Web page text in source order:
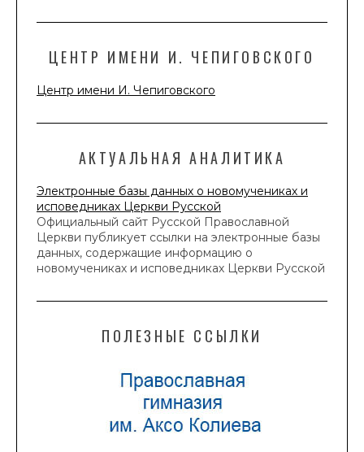
ЦЕНТР ИМЕНИ И. ЧЕПИГОВСКОГО
Центр имени И. Чепиговского
АКТУАЛЬНАЯ АНАЛИТИКА
Электронные базы данных о новомучениках и
исповедниках Церкви Русской
Официальный сайт Русской Православной
Церкви публикует ссылки на электронные базы
данных, содержащие информацию о
новомучениках и исповедниках Церкви Русской
ПОЛЕЗНЫЕ ССЫЛКИ